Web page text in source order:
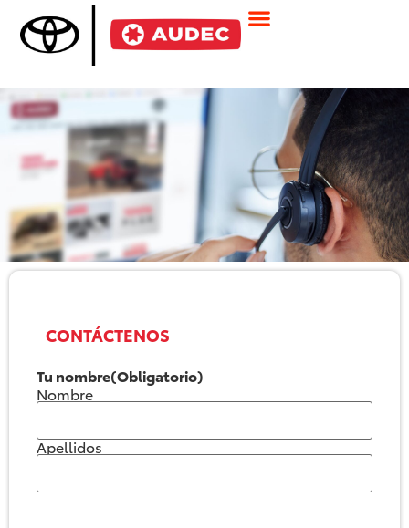
CONTÁCTENOS
Tu nombre(Obligatorio)
Nombre
Apellidos